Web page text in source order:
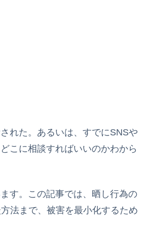
れた。あるいは、すでにSNSや
こに相談すればいいのかわから
す。この記事では、晒し行為の
法まで、被害を最小化するため